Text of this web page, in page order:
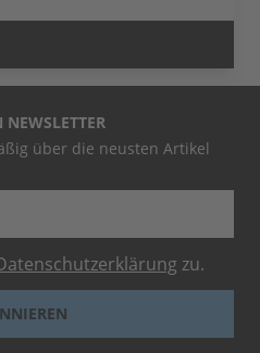
über die neusten Artikel
zu.